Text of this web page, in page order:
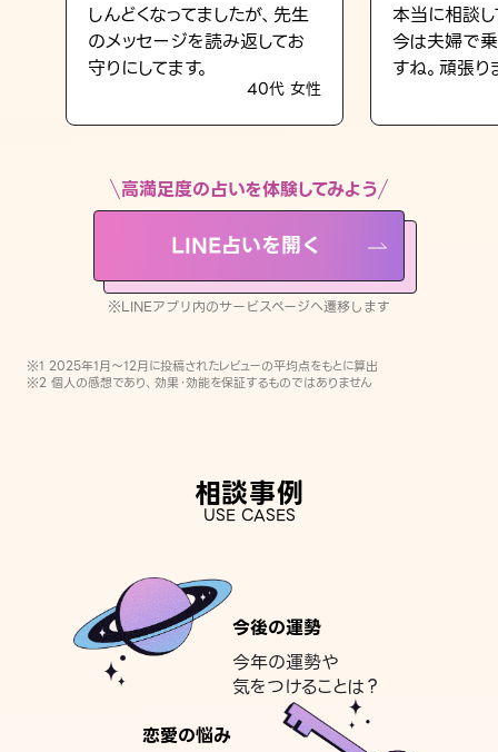
LINE占いを開く
※LINEアプリ内のサービスページへ遷移します
しんどくなってましたが、先生
のメッセージを読み返してお
守りにしてます。
40代 女性
本当に相談し
今は夫婦で
すね。頑張り
高満足度の占いを体験してみよう
LINE占いを開く
※LINEアプリ内のサービスページへ遷移します
※1 2025年1月〜12月に投稿されたレビューの平均点をもとに算出
※2 個人の感想であり、効果・効能を保証するものではありません
相談事例
USE CASES
今後の運勢
今年の運勢や
気をつけることは？
恋愛の悩み